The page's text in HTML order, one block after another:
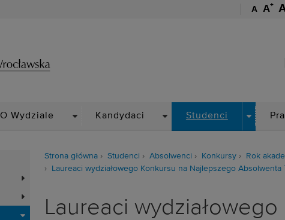
A A+
Wydział Elektroniki,
O Wydziale Kandydaci Studenci
Strona główna Studenci Absolwenci Konkursy
Rok
Laureaci wydziałowego Konkursu na Najlepszego
Laureaci